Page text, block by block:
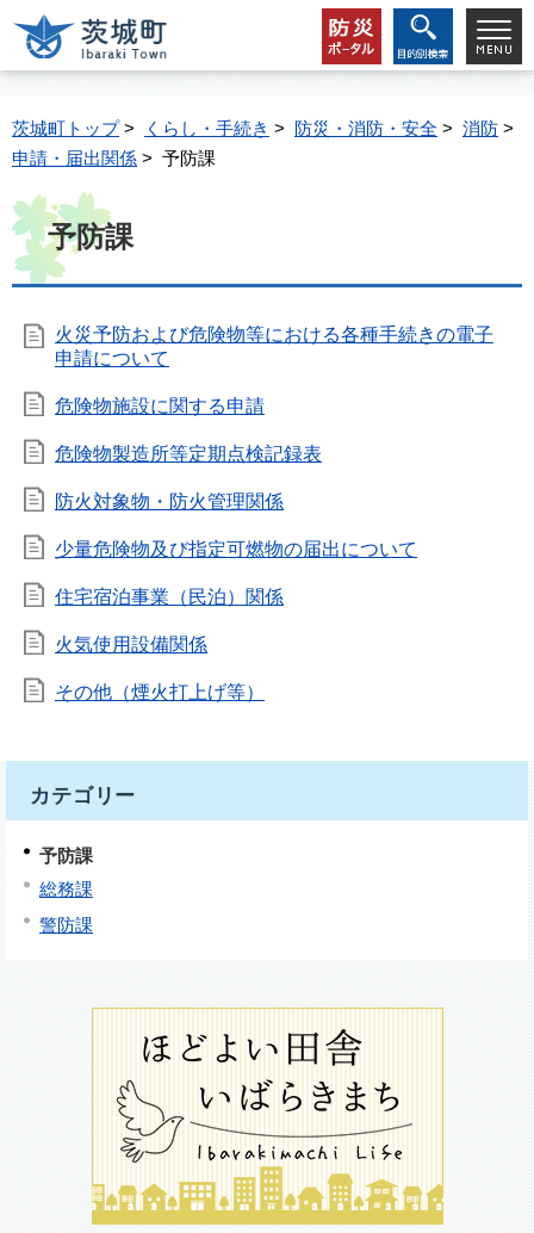
茨城町トップ> くらし・手続き > 防災・消防・安全 > 消防 >
申請・届出関係 > 予防課
予防課
火災予防および危険物等における各種手続きの電子
申請について
危険物施設に関する申請
危険物製造所等定期点検記録表
防火対象物・防火管理関係
少量危険物及び指定可燃物の届出について
住宅宿泊事業（民泊）関係
火気使用設備関係
その他（煙火打上げ等）
カテゴリー
予防課
総務課
警防課